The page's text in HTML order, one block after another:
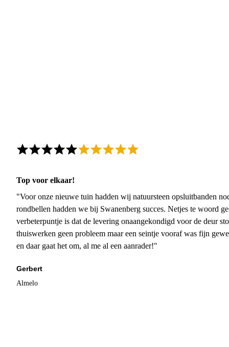
Top voor elkaar!
"Voor onze nieuwe tuin hadden wij natuursteen opsluitbanden
rondbellen hadden we bij Swanenberg succes. Netjes te woord
verbeterpuntje is dat de levering onaangekondigd voor de deur
thuiswerken geen probleem maar een seintje vooraf was fijn
en daar gaat het om, al me al een aanrader!"
Gerbert
Almelo